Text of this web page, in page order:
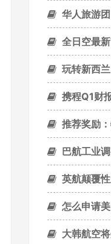
华人旅游
全日空最
玩转新西
携程Q1财
推荐奖励：
巴航工业调
英航颠覆性
怎么申请
大韩航空